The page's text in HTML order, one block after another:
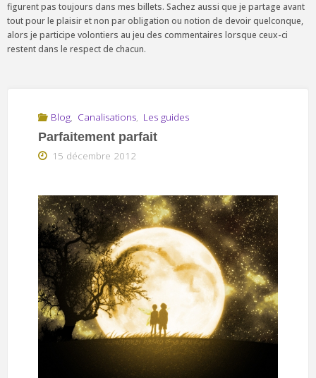
figurent pas toujours dans mes billets. Sachez aussi que je partage avant
tout pour le plaisir et non par obligation ou notion de devoir quelconque,
alors je participe volontiers au jeu des commentaires lorsque ceux-ci
restent dans le respect de chacun.
Blog, Canalisations, Les guides
Parfaitement parfait
15 décembre 2012